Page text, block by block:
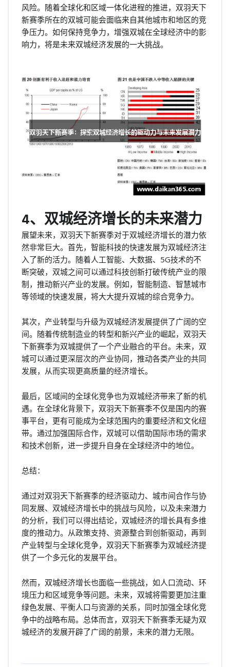
风险。随着全球化和区域一体化进程的推进，双羽天下
新赛季所在的双城可能会面临来自其他城市和地区的竞
争压力。如何保持竞争力，增强双城在全球经济中的影
响力，将是未来双城经济发展的一大挑战。
4、双城经济增长的未来潜力
展望未来，双羽天下新赛季对于双城经济增长的潜力依
然非常巨大。首先，智能科技的快速发展为双城经济注
入了新的活力。随着人工智能、大数据、5G技术的不
断突破，双城之间可以通过科技创新打破传统产业的限
制，推动新兴产业的发展。例如，智能制造、智慧城市
等领域的快速发展，将大大提升双城的综合竞争力。
其次，产业转型与升级为双城经济发展提供了广阔的空
间。随着传统制造业的转型和新兴产业的崛起，双羽天
下新赛季为双城提供了一个产业融合的平台。未来，双
城可以通过更深层次的产业协同，推动各类产业的共同
发展，从而实现更高质量的经济增长。
最后，区域间的全球化竞争也为双城经济带来了新的机
遇。在全球化背景下，双羽天下新赛季不仅是国内的赛
事平台，更有可能成为全球范围内的重要经济和文化纽
带。通过加强国际合作，双城可以借助国际市场的需求
和技术创新，进一步提升自身在全球经济中的地位。
总结：
通过对双羽天下新赛季的经济驱动力、城市间合作与协
同发展、双城经济增长中的挑战与风险，以及未来潜力
的分析，我们可以得出结论，双城经济的增长具有多维
度的推动力。从政策支持、资源整合到创新驱动，再到
产业转型与全球化竞争，双羽天下新赛季为双城经济提
供了一个多元化的发展平台。
然而，双城经济增长也面临一些挑战，如人口流动、环
境压力和区域竞争等问题。未来，双城将需要更加注重
绿色发展、平衡人口与资源的关系，同时加强全球化竞
争中的战略布局。总体而言，双羽天下新赛季无疑为双
城经济的发展开辟了广阔的前景，未来的潜力无限。